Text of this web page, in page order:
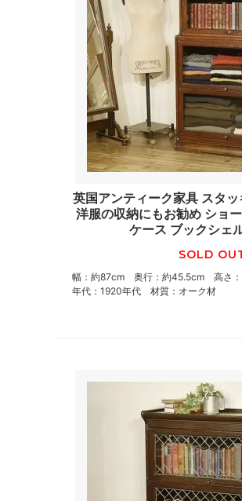
英国アンティーク家具 スタ
洋服の収納にもお勧め ショ
ケース ブックシェ
SOLD
幅：約87cm 奥行：約45.5cm 高さ：
年代：1920年代 材質：オーク材